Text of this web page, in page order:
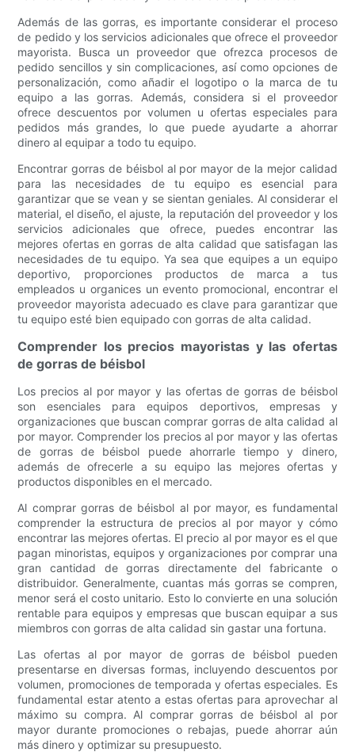
Además de las gorras, es importante considerar el proceso
de pedido y los servicios adicionales que ofrece el proveedor
mayorista. Busca un proveedor que ofrezca procesos de
pedido sencillos y sin complicaciones, así como opciones de
personalización, como añadir el logotipo o la marca de tu
equipo a las gorras. Además, considera si el proveedor
ofrece descuentos por volumen u ofertas especiales para
pedidos más grandes, lo que puede ayudarte a ahorrar
dinero al equipar a todo tu equipo.
Encontrar gorras de béisbol al por mayor de la mejor calidad
para las necesidades de tu equipo es esencial para
garantizar que se vean y se sientan geniales. Al considerar el
material, el diseño, el ajuste, la reputación del proveedor y los
servicios adicionales que ofrece, puedes encontrar las
mejores ofertas en gorras de alta calidad que satisfagan las
necesidades de tu equipo. Ya sea que equipes a un equipo
deportivo, proporciones productos de marca a tus
empleados u organices un evento promocional, encontrar el
proveedor mayorista adecuado es clave para garantizar que
tu equipo esté bien equipado con gorras de alta calidad.
Comprender los precios mayoristas y las ofertas
de gorras de béisbol
Los precios al por mayor y las ofertas de gorras de béisbol
son esenciales para equipos deportivos, empresas y
organizaciones que buscan comprar gorras de alta calidad al
por mayor. Comprender los precios al por mayor y las ofertas
de gorras de béisbol puede ahorrarle tiempo y dinero,
además de ofrecerle a su equipo las mejores ofertas y
productos disponibles en el mercado.
Al comprar gorras de béisbol al por mayor, es fundamental
comprender la estructura de precios al por mayor y cómo
encontrar las mejores ofertas. El precio al por mayor es el que
pagan minoristas, equipos y organizaciones por comprar una
gran cantidad de gorras directamente del fabricante o
distribuidor. Generalmente, cuantas más gorras se compren,
menor será el costo unitario. Esto lo convierte en una solución
rentable para equipos y empresas que buscan equipar a sus
miembros con gorras de alta calidad sin gastar una fortuna.
Las ofertas al por mayor de gorras de béisbol pueden
presentarse en diversas formas, incluyendo descuentos por
volumen, promociones de temporada y ofertas especiales. Es
fundamental estar atento a estas ofertas para aprovechar al
máximo su compra. Al comprar gorras de béisbol al por
mayor durante promociones o rebajas, puede ahorrar aún
más dinero y optimizar su presupuesto.